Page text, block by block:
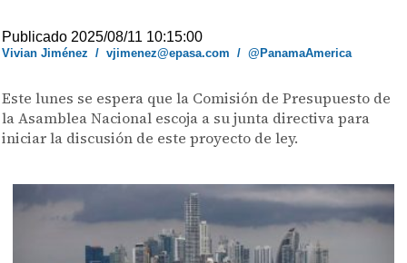
Publicado 2025/08/11 10:15:00
Vivian Jiménez /vjimenez@epasa.com /@PanamaAmerica
Este lunes se espera que la Comisión de Presupuesto de
la Asamblea Nacional escoja a su junta directiva para
iniciar la discusión de este proyecto de ley.